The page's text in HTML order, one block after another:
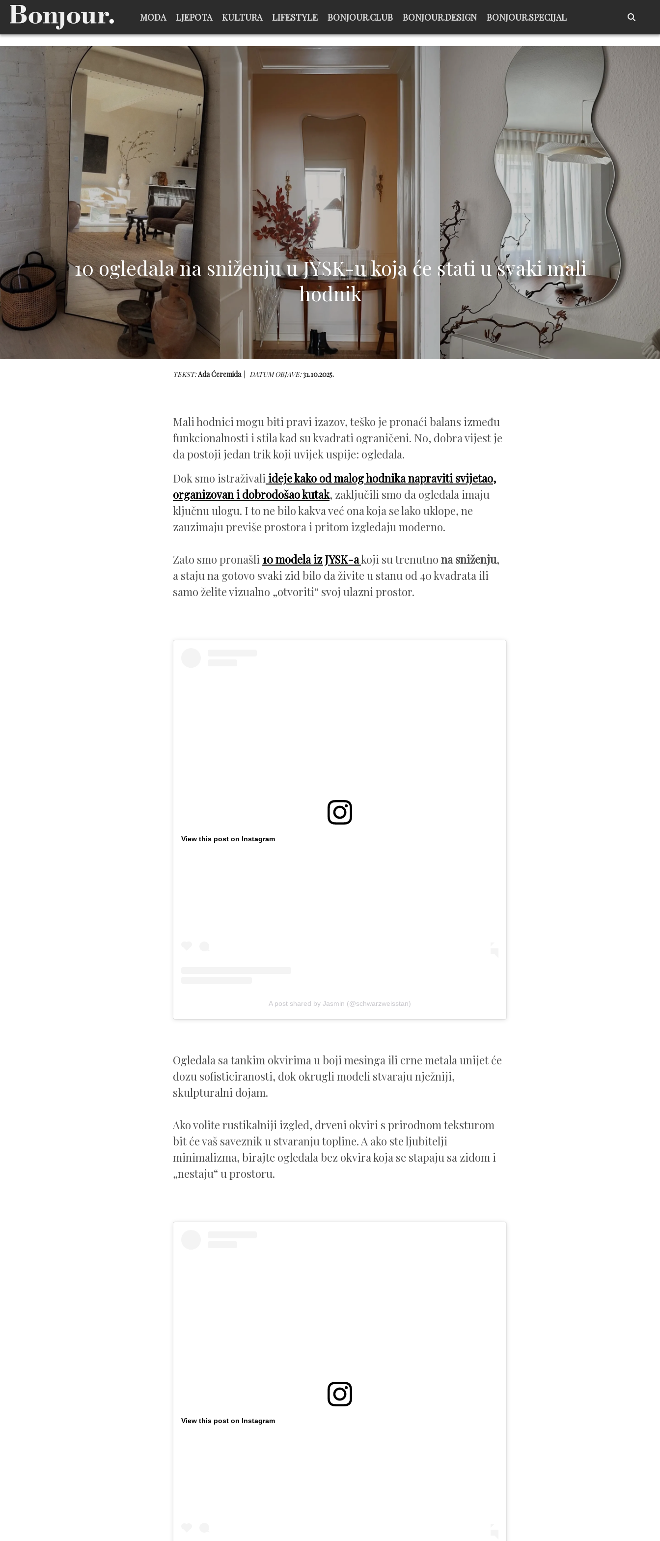
MODA LJEPOTA KULTURA LIFESTYLE BONJOUR.CLUB BONJOUR.DESIGN BONJOUR.SPECIJAL
10 ogledala na sniženju u JYSK-u koja će stati u svaki mali
hodnik
TEKST:Ada Ćeremida DATUM OBJAVE:31.10.2025.
Mali hodnici mogu biti pravi izazov, teško je pronaći balans između
funkcionalnosti i stila kad su kvadrati ograničeni. No, dobra vijest je
da postoji jedan trik koji uvijek uspije: ogledala.
Dok smo istraživali ideje kako od malog hodnika napraviti svijetao,
organizovan i dobrodošao kutak, zaključili smo da ogledala imaju
ključnu ulogu. I to ne bilo kakva već ona koja se lako uklope, ne
zauzimaju previše prostora i pritom izgledaju moderno.
Zato smo pronašli 10 modela iz JYSK-akoji su trenutno na sniženju,
a staju na gotovo svaki zid bilo da živite u stanu od 40 kvadrata ili
samo želite vizualno „otvoriti“ svoj ulazni prostor.
View this post on Instagram
A post shared by Jasmin (@schwarzweisstan)
Ogledala sa tankim okvirima u boji mesinga ili crne metala unijet će
dozu sofisticiranosti, dok okrugli modeli stvaraju nježniji,
skulpturalni dojam.
Ako volite rustikalniji izgled, drveni okviri s prirodnom teksturom
bit će vaš saveznik u stvaranju topline. A ako ste ljubitelji
minimalizma, birajte ogledala bez okvira koja se stapaju sa zidom i
„nestaju“ u prostoru.
View this post on Instagram